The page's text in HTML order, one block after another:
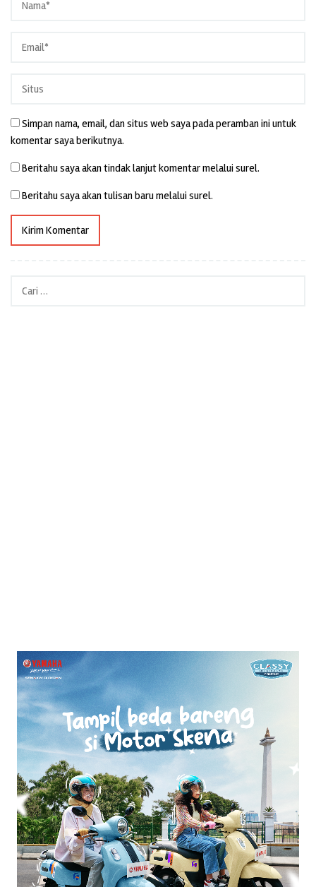
Simpan nama, email, dan situs web saya pada peramban ini untuk
komentar saya berikutnya.
Beritahu saya akan tindak lanjut komentar melalui surel.
Beritahu saya akan tulisan baru melalui surel.